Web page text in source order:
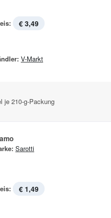
€ 3,49
V-Markt
je 210-g-Packung
Sarotti
€ 1,49